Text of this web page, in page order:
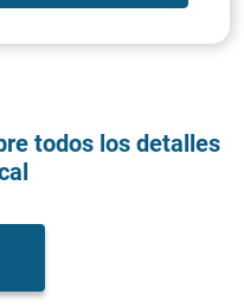
todos los detalles